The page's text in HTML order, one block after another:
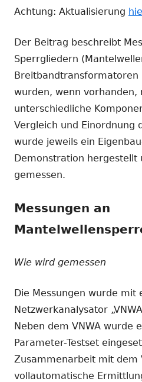
Achtung: Aktualisierung
Der Beitrag beschreibt
Sperrgliedern
Breitbandtransformatoren
wurden, wenn vorhanden,
unterschiedliche
Vergleich und Einordnung
wurde jeweils ein
Demonstration hergestellt
gemessen.
Messungen an
Wie wird gemessen
Die Messungen wurde mit
Netzwerkanalysator
Neben dem VNWA wurde
Parameter-Testset
Zusammenarbeit mit dem
vollautomatische